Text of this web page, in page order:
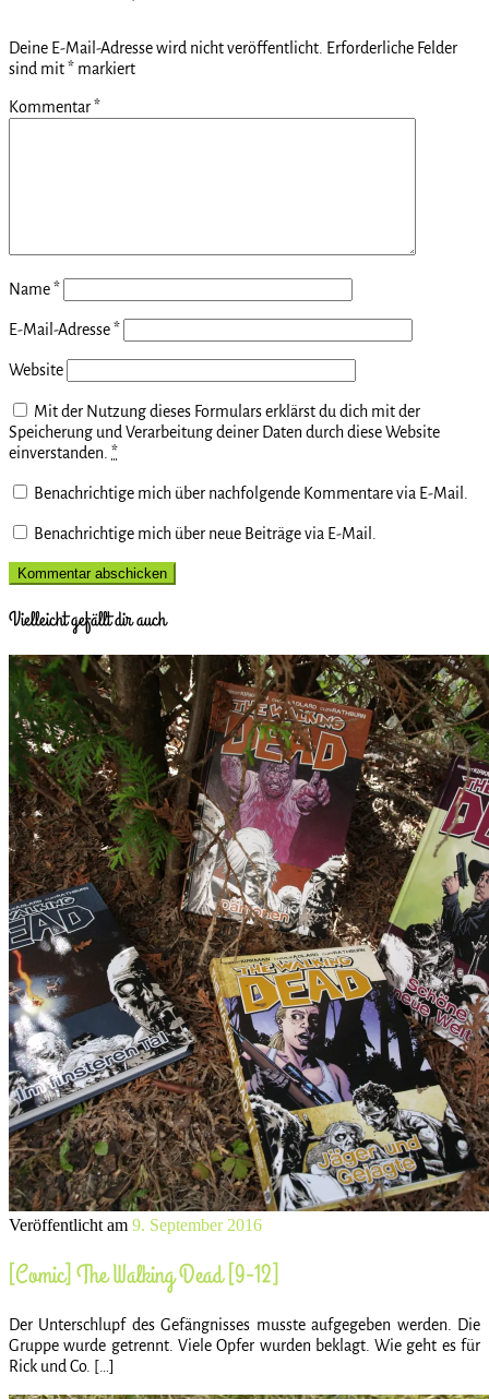
Deine E-Mail-Adresse wird nicht veröffentlicht. Erforderliche Felder
sind mit* markiert
Kommentar*
Name*
E-Mail-Adresse*
Website
Mit der Nutzung dieses Formulars erklärst du dich mit der
Speicherung und Verarbeitung deiner Daten durch diese Website
einverstanden. *
Benachrichtige mich über nachfolgende Kommentare via E-Mail.
Benachrichtige mich über neue Beiträge via E-Mail.
Vielleicht gefällt dir auch
Veröffentlicht am 9. September 2016
[Comic] The Walking Dead [9-12]
Der Unterschlupf des Gefängnisses musste aufgegeben werden. Die
Gruppe wurde getrennt. Viele Opfer wurden beklagt. Wie geht es für
Rick und Co. […]